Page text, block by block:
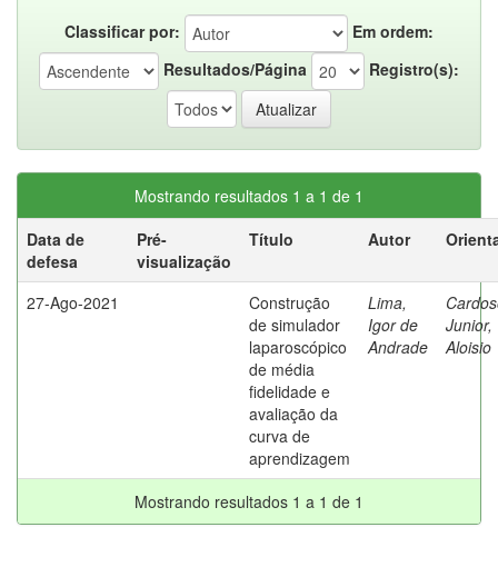
Classificar por:
Em ordem:
Resultados/Página
Registro(s):
Mostrando resultados 1 a 1 de 1
Data de
defesa
Pré-
visualização
Título Autor
27-Ago-2021
Construção
de simulador
laparoscópico
de média
fidelidade e
avaliação da
curva de
aprendizagem
Lima,
Igor de
Andrade
Junior,
Aloisio
Mostrando resultados 1 a 1 de 1